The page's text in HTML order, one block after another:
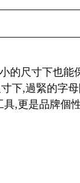
的尺寸下也
下,過緊的字
,更是品牌